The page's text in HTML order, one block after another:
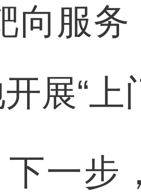
向服
展“上
步，